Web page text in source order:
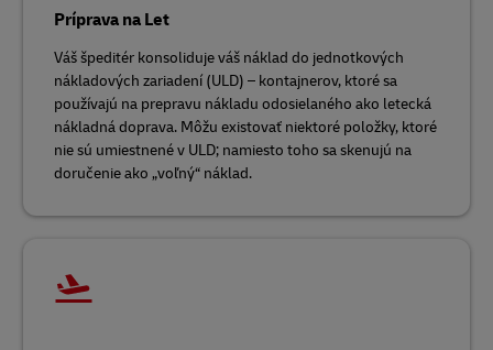
Príprava na Let
Váš špeditér konsoliduje váš náklad do jednotkových
nákladových zariadení (ULD) – kontajnerov, ktoré sa
používajú na prepravu nákladu odosielaného ako letecká
nákladná doprava. Môžu existovať niektoré položky, ktoré
nie sú umiestnené v ULD; namiesto toho sa skenujú na
doručenie ako „voľný“ náklad.